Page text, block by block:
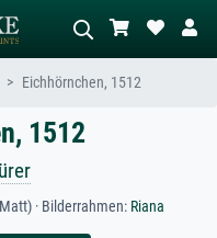
KI-Bildersuche
Sie die Szene – z.B. Grüne
Abstrakt mit viel Rot, Dunkles
Stehender Akt neben einem
Eichhörnchen, 1512
1512
· Bilderrahmen: Riana